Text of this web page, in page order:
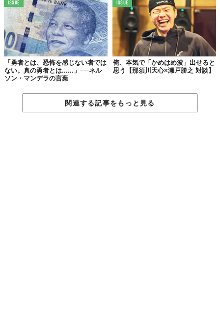
ISSUE
「勇者とは、恐怖を感じない者では
ない。真の勇者とは......」──ネル
ソン・マンデラの言葉
ISSUE
俺、本気で「かめはめ波」出せると
思う【那須川天心×瀬戸勝之 対談】
関連する記事をもっと見る